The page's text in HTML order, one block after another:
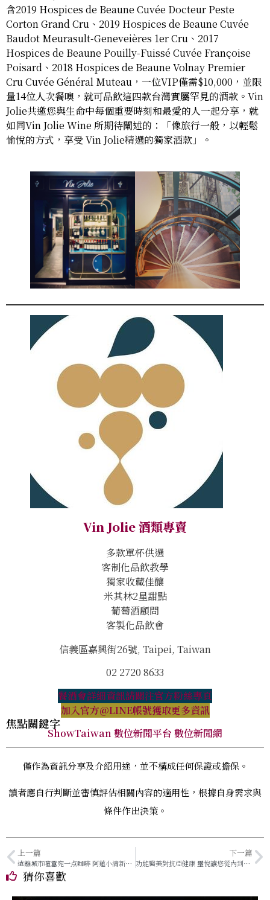
含2019 Hospices de Beaune Cuvée Docteur Peste
Corton Grand Cru、2019 Hospices de Beaune Cuvée
Baudot Meurasult-Geneveières 1er Cru、2017
Hospices de Beaune Pouilly-Fuissé Cuvée Françoise
Poisard、2018 Hospices de Beaune Volnay Premier
Cru Cuvée Général Muteau，一位VIP僅需$10,000，並限
量14位人次餐噢，就可品飲這四款台灣實屬罕見的酒款。Vin
Jolie共邀您與生命中每個重要時刻和最愛的人一起分享，就
如同Vin Jolie Wine 所期待闡述的：「像旅行一般，以輕鬆
愉悅的方式，享受 Vin Jolie精選的獨家酒款」。
Vin Jolie 酒類專賣
多款單杯供選
客制化品飲教學
獨家收藏佳釀
米其林2星甜點
葡萄酒顧問
客製化品飲會
信義區嘉興街26號, Taipei, Taiwan
02 2720 8633
餐酒會詳細資訊請關注官方粉絲專頁
加入官方@LINE帳號獲取更多資訊
焦點關鍵字
ShowTaiwan 數位新聞平台 數位新聞網
僅作為資訊分享及介紹用途，並不構成任何保證或擔保。
讀者應自行判斷並審慎評估相關內容的適用性，根據自身需求與
條件作出決策。
上一篇
遠離城市喧囂宛一点咖啡 阿蓮小清新咖啡簡餐
下一篇
功能醫美對抗亞健康 璽悅讓您從內到外散發青春活力
猜你喜歡